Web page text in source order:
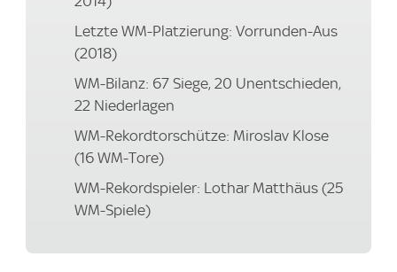
Letzte WM-Platzierung: Vorrunden-Aus
(2018)
WM-Bilanz: 67 Siege, 20 Unentschieden,
22 Niederlagen
WM-Rekordtorschütze: Miroslav Klose
(16 WM-Tore)
WM-Rekordspieler: Lothar Matthäus (25
WM-Spiele)